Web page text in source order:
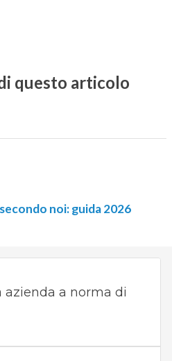
questo articolo
noi: guida 2026
a norma di